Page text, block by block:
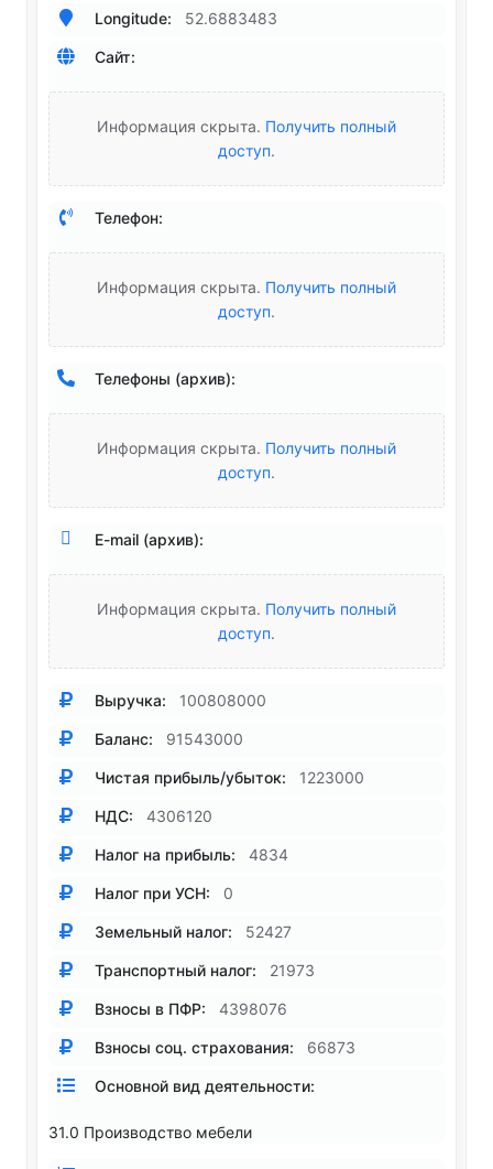
Longitude: 52.6883483
Сайт:
Информация скрыта. Получить полный
доступ.
Телефон:
Информация скрыта. Получить полный
доступ.
Телефоны (архив):
Информация скрыта. Получить полный
доступ.
E-mail (архив):
Информация скрыта. Получить полный
доступ.
Выручка: 100808000
Баланс: 91543000
Чистая прибыль/убыток: 1223000
НДС: 4306120
Налог на прибыль: 4834
Налог при УСН: 0
Земельный налог: 52427
Транспортный налог: 21973
Взносы в ПФР: 4398076
Взносы соц. страхования: 66873
Основной вид деятельности:
31.0 Производство мебели